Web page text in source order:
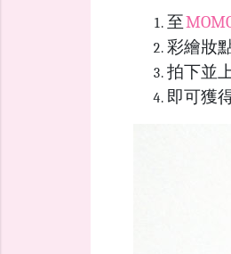
至
彩繪妝
拍下並
即可獲